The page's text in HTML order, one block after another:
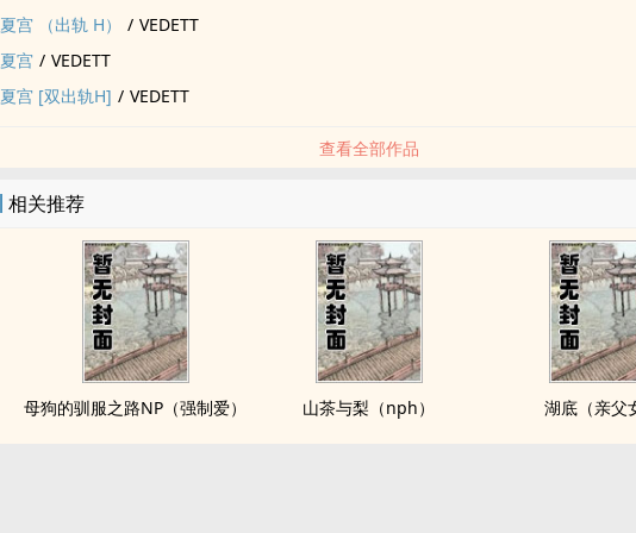
夏宫 （出轨 H） / VEDETT
夏宫 / VEDETT
夏宫 [双出轨H] / VEDETT
查看全部作品
相关推荐
母狗的驯服之路NP（强制爱） 山茶与梨（nph） 湖底（亲父